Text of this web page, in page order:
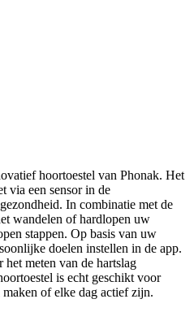
hoortoestel van Phonak. Het
via een sensor in de
In combinatie met de
wandelen of hardlopen uw
stappen. Op basis van uw
doelen instellen in de app.
het meten van de hartslag
is echt geschikt voor
of elke dag actief zijn.